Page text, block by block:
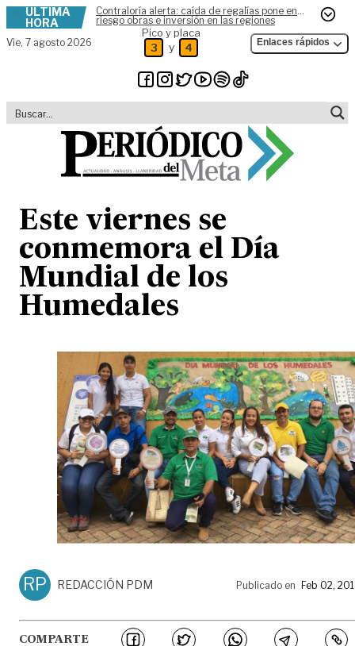
Skip to content
ÚLTIMA
HORA
Contraloría alerta: caída de regalías pone en
riesgo obras e inversión en las regiones
Vie, 7 agosto 2026
Pico y placa
3 y 4 Enlaces rápidos
Este viernes se
conmemora el Día
Mundial de los
Humedales
RP REDACCIÓN PDM Publicado en Feb 02,
COMPARTE